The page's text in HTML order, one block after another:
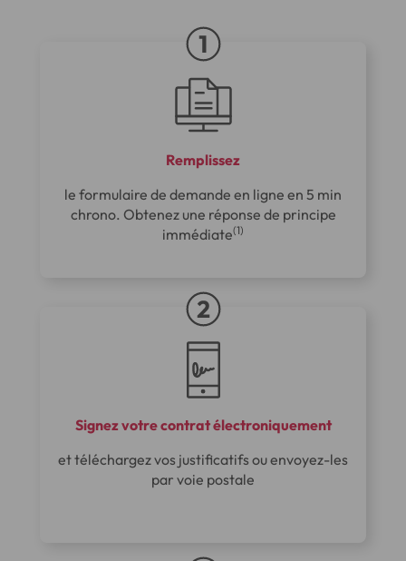
Remplissez
le formulaire de demande en ligne en 5 min
chrono. Obtenez une réponse de principe
immédiate(1)
Signez votre contrat électroniquement
et téléchargez vos justificatifs ou envoyez-les
par voie postale